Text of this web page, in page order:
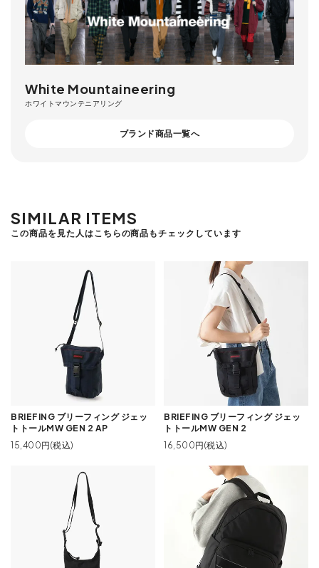
White Mountaineering
ホワイトマウンテニアリング
ブランド商品一覧へ
SIMILAR ITEMS
この商品を見た人はこちらの商品もチェックしています
BRIEFING ブリーフィング ジェッ
トトールMW GEN 2 AP
15,400円(税込)
BRIEFING ブリーフィング ジェッ
トトールMW GEN 2
16,500円(税込)